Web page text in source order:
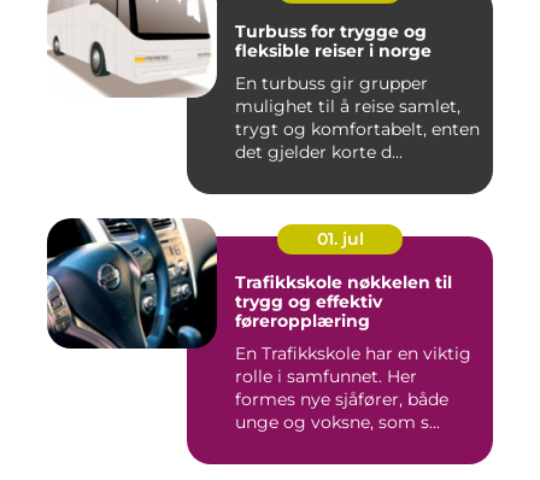
Turbuss for trygge og
fleksible reiser i norge
En turbuss gir grupper
mulighet til å reise samlet,
trygt og komfortabelt, enten
det gjelder korte d...
01. jul
Trafikkskole nøkkelen til
trygg og effektiv
føreropplæring
En Trafikkskole har en viktig
rolle i samfunnet. Her
formes nye sjåfører, både
unge og voksne, som s...